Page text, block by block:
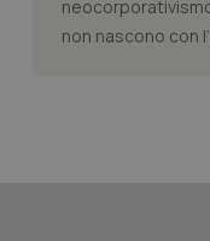
non nascono con